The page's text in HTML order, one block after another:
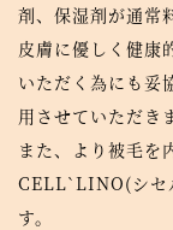
剤、保湿剤が通常
皮膚に優しく健康
いただく為にも妥
用させていただき
また、より被毛を
CELL`LINO(シセ
す。